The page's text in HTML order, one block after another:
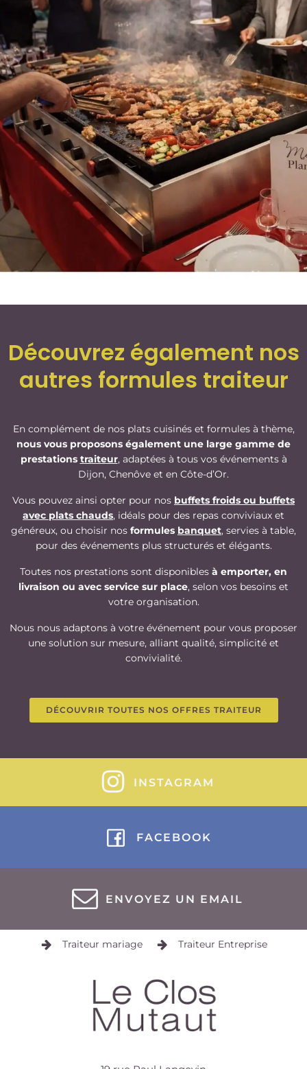
Découvrez également nos
autres formules traiteur
En complément de nos plats cuisinés et formules à thème,
nous vous proposons également une large gamme de
prestations traiteur, adaptées à tous vos événements à
Dijon, Chenôve et en Côte-d’Or.
Vous pouvez ainsi opter pour nos buffets froids ou buffets
avec plats chauds, idéals pour des repas conviviaux et
généreux, ou choisir nos formules banquet, servies à table,
pour des événements plus structurés et élégants.
Toutes nos prestations sont disponibles à emporter, en
livraison ou avec service sur place, selon vos besoins et
votre organisation.
Nous nous adaptons à votre événement pour vous proposer
une solution sur mesure, alliant qualité, simplicité et
convivialité.
DÉCOUVRIR TOUTES NOS OFFRES TRAITEUR
INSTAGRAM
FACEBOOK
ENVOYEZ UN EMAIL
Traiteur mariage Traiteur Entreprise